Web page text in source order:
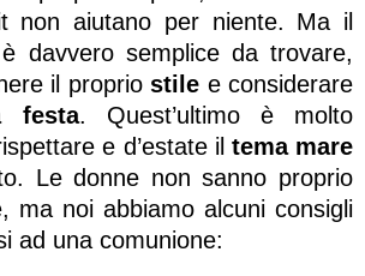
non aiutano per niente. Ma il
è davvero semplice da trovare,
il proprio stile e considerare
festa. Quest’ultimo è molto
e d’estate il tema mare
Le donne non sanno proprio
ma noi abbiamo alcuni consigli
ad una comunione: